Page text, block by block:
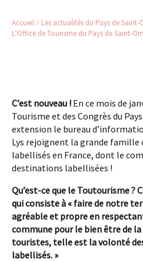
Accueil
Les actualités du Pays de Saint-
L’Office de Tourisme du Pays de Saint-
C’est nouveau ! En ce mois de
Tourisme et des Congrès du
extension le bureau
Lys rejoignent la grande famille
labellisés en France, dont le
destinations labellisées !
Qu’est-ce que le Toutourisme ?
qui consiste à « faire de notre
agréable et propre en
commune pour le bien être de
touristes, telle est la volonté
labellisés. »